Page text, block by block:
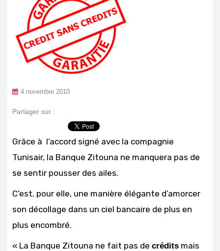
4 novembre 2010
Partager sur :
Grâce à l’accord signé avec la compagnie
Tunisair, la Banque Zitouna ne manquera pas de
se sentir pousser des ailes.
C’est, pour elle, une manière élégante d’amorcer
son décollage dans un ciel bancaire de plus en
plus encombré.
« La Banque Zitouna ne fait pas de crédits mais